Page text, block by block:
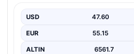
USD 47.60
EUR 55.15
ALTIN 6561.7